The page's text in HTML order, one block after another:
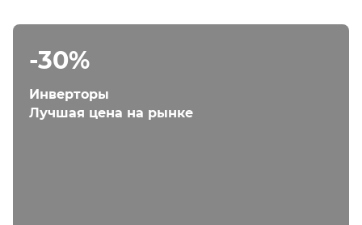
-30%
Инверторы
Лучшая цена на рынке